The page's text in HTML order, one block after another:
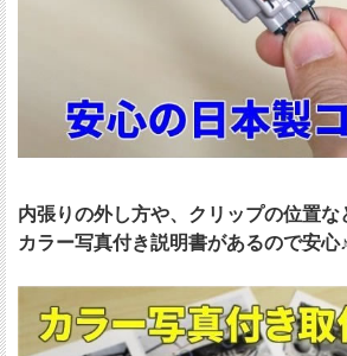
内張りの外し方や、クリップの位置な
カラー写真付き説明書があるので安心♪